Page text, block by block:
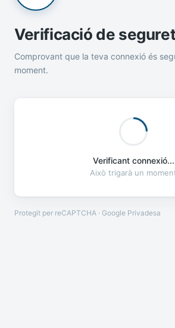
Verificació de
Comprovant que la teva connexió és
moment.
Verificant connexió...
Això trigarà un
Protegit per reCAPTCHA · Google Privadesa